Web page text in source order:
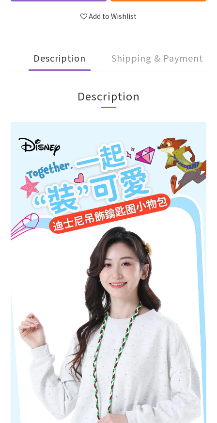
Add to Wishlist
Description Shipping & Payment
Description